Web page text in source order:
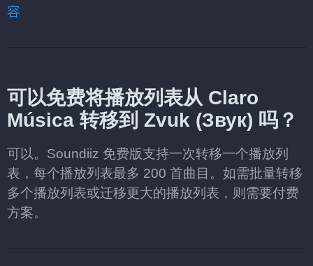
容
可以免费将播放列表从 Claro
Música 转移到 Zvuk (Звук) 吗？
可以。Soundiiz 免费版支持一次转移一个播放列
表，每个播放列表最多 200 首曲目。如需批量转移
多个播放列表或迁移更大的播放列表，则需要付费
方案。